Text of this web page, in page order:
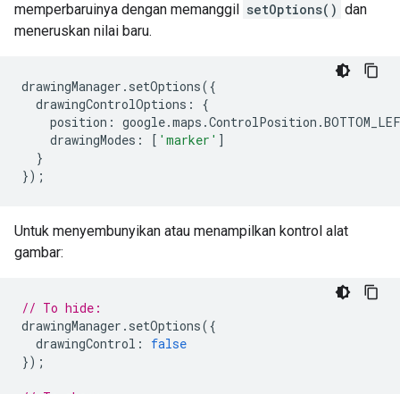
memperbaruinya dengan memanggil setOptions() dan
meneruskan nilai baru.
drawingManager . setOptions({
drawingControlOptions :
{
position : google.maps .ControlPosition .
drawingModes : [ 'marker' ]
}
});
Untuk menyembunyikan atau menampilkan kontrol alat
gambar:
// To hide:
drawingManager . setOptions({
drawingControl :
false
});